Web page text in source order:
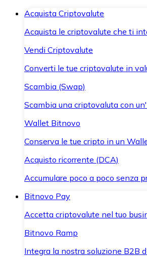
Acquista Criptovalute
Acquista le criptovalute che ti
Vendi Criptovalute
Converti le tue criptovalute in
Scambia (Swap)
Scambia una criptovaluta con
Wallet Bitnovo
Conserva le tue cripto in un
Acquisto ricorrente (DCA)
Accumulare poco a poco senza
Bitnovo Pay
Accetta criptovalute nel tuo
Bitnovo Ramp
Integra la nostra soluzione B2B